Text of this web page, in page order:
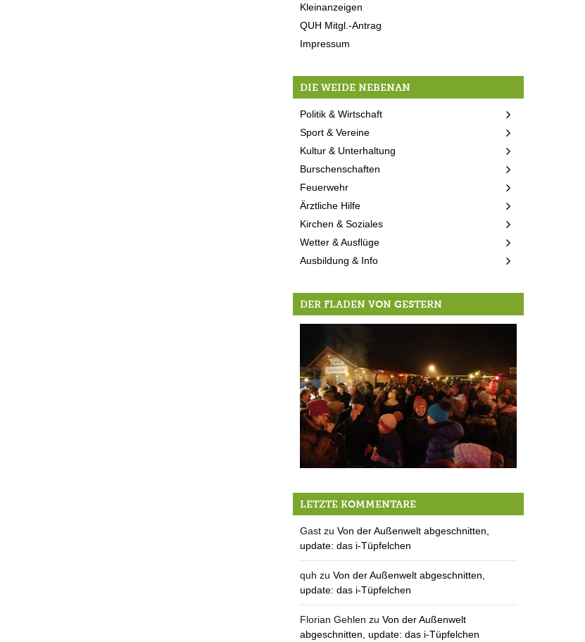
Kleinanzeigen
QUH Mitgl.-Antrag
Impressum
DIE WEIDE NEBENAN
Politik & Wirtschaft
Sport & Vereine
Kultur & Unterhaltung
Burschenschaften
Feuerwehr
Ärztliche Hilfe
Kirchen & Soziales
Wetter & Ausflüge
Ausbildung & Info
DER FLADEN VON GESTERN
LETZTE KOMMENTARE
Gast zuVon der Außenwelt abgeschnitten,
update: das i-Tüpfelchen
quh zuVon der Außenwelt abgeschnitten,
update: das i-Tüpfelchen
Florian Gehlen zuVon der Außenwelt
abgeschnitten, update: das i-Tüpfelchen